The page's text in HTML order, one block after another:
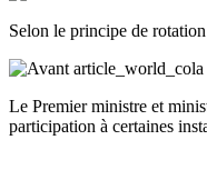
Selon le principe de
Le Premier ministre et
participation à certaines